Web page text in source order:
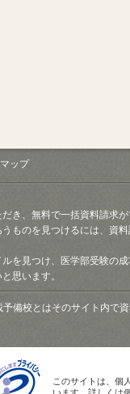
ップ
き、無料で一括資料請求が
ものを見つけるには、資
を見つけ、医学部受験の成
思います。
備校とはそのサイト内で
このサイトは、個
います。詳しくは